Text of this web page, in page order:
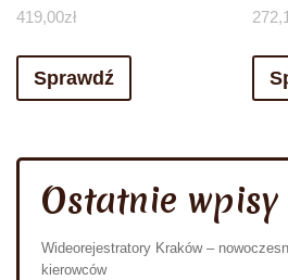
419,00zł
Sprawdź
Ostatnie wpisy
Wideorejestratory Kraków –
kierowców